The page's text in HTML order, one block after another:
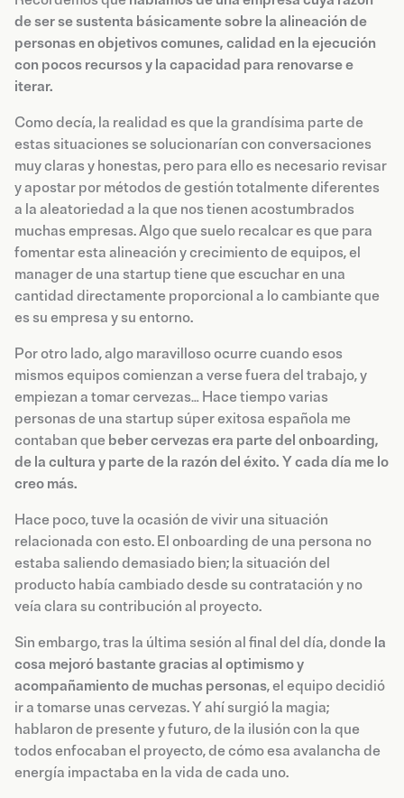
de ser se sustenta básicamente sobre la alineación de
personas en objetivos comunes, calidad en la ejecución
con pocos recursos y la capacidad para renovarse e
iterar.
Como decía, la realidad es que la grandísima parte de
estas situaciones se solucionarían con conversaciones
muy claras y honestas, pero para ello es necesario revisar
y apostar por métodos de gestión totalmente diferentes
a la aleatoriedad a la que nos tienen acostumbrados
muchas empresas. Algo que suelo recalcar es que para
fomentar esta alineación y crecimiento de equipos, el
manager de una startup tiene que escuchar en una
cantidad directamente proporcional a lo cambiante que
es su empresa y su entorno.
Por otro lado, algo maravilloso ocurre cuando esos
mismos equipos comienzan a verse fuera del trabajo, y
empiezan a tomar cervezas… Hace tiempo varias
personas de una startup súper exitosa española me
contaban que beber cervezas era parte del onboarding,
de la cultura y parte de la razón del éxito. Y cada día me lo
creo más.
Hace poco, tuve la ocasión de vivir una situación
relacionada con esto. El onboarding de una persona no
estaba saliendo demasiado bien; la situación del
producto había cambiado desde su contratación y no
veía clara su contribución al proyecto.
Sin embargo, tras la última sesión al final del día, donde la
cosa mejoró bastante gracias al optimismo y
acompañamiento de muchas personas, el equipo decidió
ir a tomarse unas cervezas. Y ahí surgió la magia;
hablaron de presente y futuro, de la ilusión con la que
todos enfocaban el proyecto, de cómo esa avalancha de
energía impactaba en la vida de cada uno.